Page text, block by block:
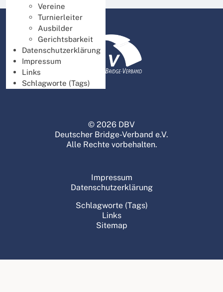
Vereine
Turnierleiter
Ausbilder
Gerichtsbarkeit
Datenschutzerklärung
Impressum
Links
Schlagworte (Tags)
© 2026 DBV
Deutscher Bridge-Verband e.V.
Alle Rechte vorbehalten.
Impressum
Datenschutzerklärung
Schlagworte (Tags)
Links
Sitemap